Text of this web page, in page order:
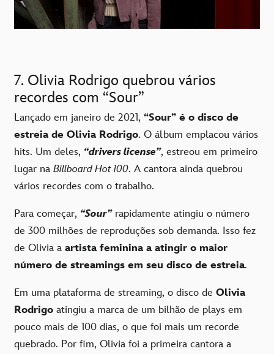
7. Olivia Rodrigo quebrou vários
recordes com “Sour”
Lançado em janeiro de 2021, “Sour” é o disco de
estreia de Olivia Rodrigo. O álbum emplacou vários
hits. Um deles, “drivers license”, estreou em primeiro
lugar na Billboard Hot 100. A cantora ainda quebrou
vários recordes com o trabalho.
Para começar, “Sour”rapidamente atingiu o número
de 300 milhões de reproduções sob demanda. Isso fez
de Olivia a artista feminina a atingir o maior
número de streamings em seu disco de estreia.
Em uma plataforma de streaming, o disco de Olivia
Rodrigo atingiu a marca de um bilhão de plays em
pouco mais de 100 dias, o que foi mais um recorde
quebrado. Por fim, Olivia foi a primeira cantora a